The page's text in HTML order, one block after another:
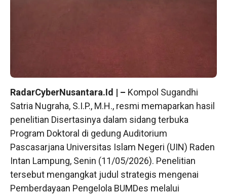
RadarCyberNusantara.Id | – Kompol Sugandhi
Satria Nugraha, S.I.P., M.H., resmi memaparkan hasil
penelitian Disertasinya dalam sidang terbuka
Program Doktoral di gedung Auditorium
Pascasarjana Universitas Islam Negeri (UIN) Raden
Intan Lampung, Senin (11/05/2026). Penelitian
tersebut mengangkat judul strategis mengenai
Pemberdayaan Pengelola BUMDes melalui